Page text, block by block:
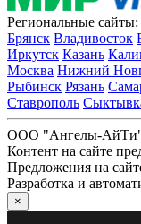
Региональные сайты:
Брянск Владивосток
Иркутск Казань
Москва Нижний
Рыбинск Рязань
Ставрополь
ООО "Ангелы-АйТи",
Контент на сайте
Предложения на
Разработка и
×